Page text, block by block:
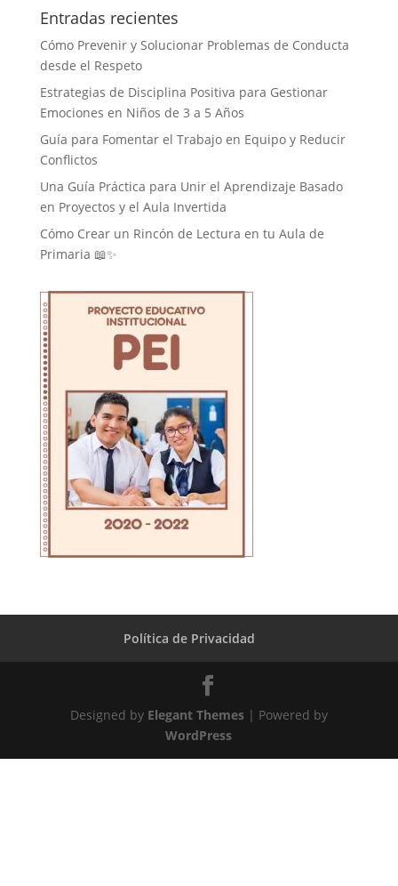
Entradas recientes
Cómo Prevenir y Solucionar Problemas de Conducta
desde el Respeto
Estrategias de Disciplina Positiva para Gestionar
Emociones en Niños de 3 a 5 Años
Guía para Fomentar el Trabajo en Equipo y Reducir
Conflictos
Una Guía Práctica para Unir el Aprendizaje Basado
en Proyectos y el Aula Invertida
Cómo Crear un Rincón de Lectura en tu Aula de
Primaria 📖✨
Política de Privacidad
Designed by Elegant Themes| Powered by
WordPress